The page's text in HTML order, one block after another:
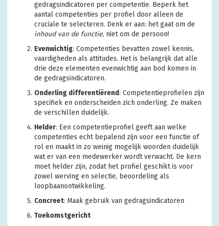
gedragsindicatoren per competentie. Beperk het
aantal competenties per profiel door alleen de
cruciale te selecteren. Denk er aan: het gaat om de
inhoud van de functie, niet om de persoon!
Evenwichtig: Competenties bevatten zowel kennis,
vaardigheden als attitudes. Het is belangrijk dat alle
drie deze elementen evenwichtig aan bod komen in
de gedragsindicatoren.
Onderling differentiërend: Competentieprofielen zijn
specifiek en onderscheiden zich onderling. Ze maken
de verschillen duidelijk.
Helder: Een competentieprofiel geeft aan welke
competenties echt bepalend zijn voor een functie of
rol en maakt in zo weinig mogelijk woorden duidelijk
wat er van een medewerker wordt verwacht. De kern
moet helder zijn, zodat het profiel geschikt is voor
zowel werving en selectie, beoordeling als
loopbaanontwikkeling.
Concreet: Maak gebruik van gedragsindicatoren
Toekomstgericht